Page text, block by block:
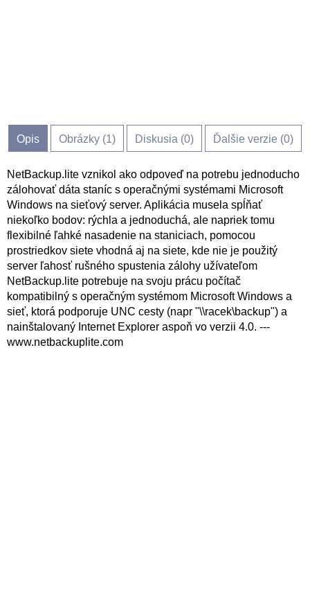
Opis Obrázky (1) Diskusia (0) Ďalšie verzie (0)
NetBackup.lite vznikol ako odpoveď na potrebu jednoducho
zálohovať dáta staníc s operačnými systémami Microsoft
Windows na sieťový server. Aplikácia musela spĺňať
niekoľko bodov: rýchla a jednoduchá, ale napriek tomu
flexibilné ľahké nasadenie na staniciach, pomocou
prostriedkov siete vhodná aj na siete, kde nie je použitý
server ľahosť rušného spustenia zálohy užívateľom
NetBackup.lite potrebuje na svoju prácu počítač
kompatibilný s operačným systémom Microsoft Windows a
sieť, ktorá podporuje UNC cesty (napr "\\racek\backup") a
nainštalovaný Internet Explorer aspoň vo verzii 4.0. ---
www.netbackuplite.com